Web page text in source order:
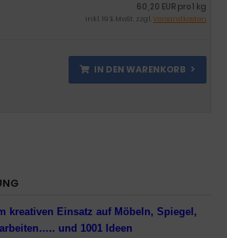
60,20 EUR pro 1 kg
inkl. 19 % MwSt. zzgl.Versandkosten
IN DEN WARENKORB
kreativen Einsatz auf Möbeln, Spiegel,
und 1001 Ideen